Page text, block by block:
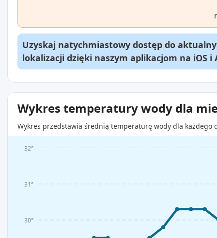
Uzyskaj natychmiastowy dostęp do
lokalizacji dzięki naszym aplikacjom na iOS i
Wykres temperatury wody dla
Wykres przedstawia średnią temperaturę wody dla
30°
31°
32°